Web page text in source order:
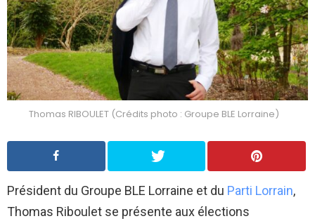
Thomas RIBOULET (Crédits photo : Groupe BLE Lorraine)
Président du Groupe BLE Lorraine et du Parti Lorrain,
Thomas Riboulet se présente aux élections